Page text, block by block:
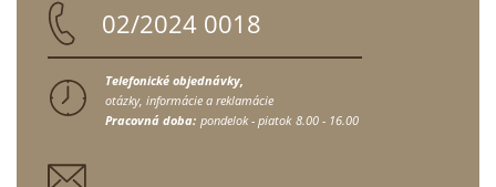
02/2024 0018
Telefonické objednávky,
otázky, informácie a reklamácie
Pracovná doba: pondelok - piatok 8.00 - 16.00